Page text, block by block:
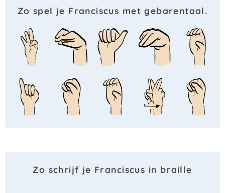
Zo spel je Franciscus met gebarentaal.
Zo schrijf je Franciscus in braille